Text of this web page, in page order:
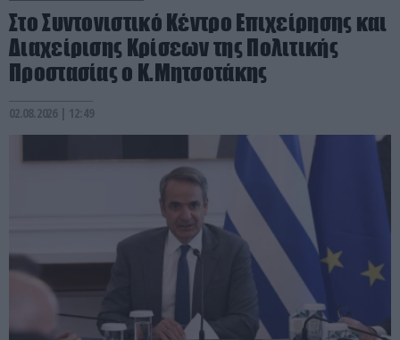
Στο Συντονιστικό Κέντρο Επιχείρησης και
Διαχείρισης Κρίσεων της Πολιτικής
Προστασίας ο Κ.Μητσοτάκης
02.08.2026 | 12:49